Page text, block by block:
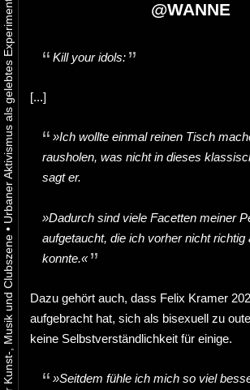
•
@WANNE
Kill your idols:
[...]
»Ich wollte einmal reinen Tisch
rausholen, was nicht in dieses
sagt er.
»Dadurch sind viele Facetten meiner
aufgetaucht, die ich vorher nicht richtig
konnte.«
Dazu gehört auch, dass Felix Kramer
aufgebracht hat, sich als bisexuell zu
keine Selbstverständlichkeit für einige.
»Seitdem fühle ich mich so viel